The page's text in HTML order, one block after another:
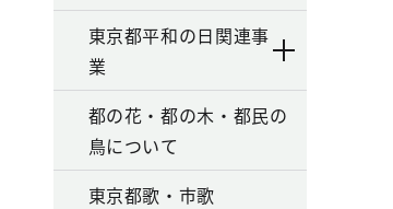
東京都平和の日関連事
業
都の花・都の木・都民の
鳥について
東京都歌・市歌